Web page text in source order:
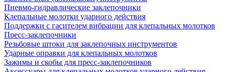
Пневмо-гидравлические заклепочники
Клепальные молотки ударного действия
Поддержки с гасителем вибрации для клепальных молотков
Пресс-заклепочники
Резьбовые штоки для заклепочных инструментов
Ударные оправки для клепальных молотков
Зажимы и скобы для пресс-заклепочников